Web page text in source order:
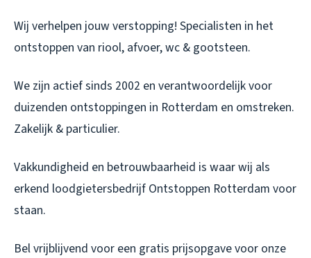
Wij verhelpen jouw verstopping! Specialisten in het
ontstoppen van riool, afvoer, wc & gootsteen.
We zijn actief sinds 2002 en verantwoordelijk voor
duizenden ontstoppingen in Rotterdam en omstreken.
Zakelijk & particulier.
Vakkundigheid en betrouwbaarheid is waar wij als
erkend loodgietersbedrijf Ontstoppen Rotterdam voor
staan.
Bel vrijblijvend voor een gratis prijsopgave voor onze